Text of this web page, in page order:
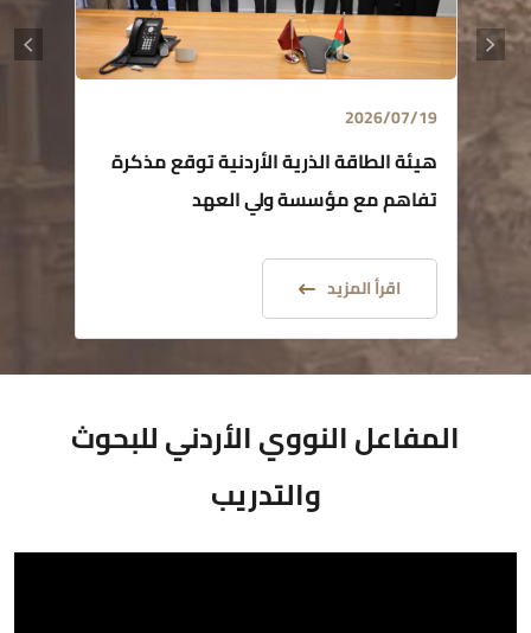
2026/07/19
هيئة الطاقة الذرية الأردنية توقع مذكرة
تفاهم مع مؤسسة ولي العهد
اقرأ المزيد
المفاعل النووي الأردني للبحوث
والتدريب